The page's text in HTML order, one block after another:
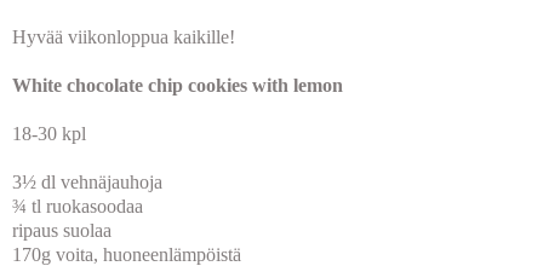
Hyvää viikonloppua kaikille!
White chocolate chip cookies with lemon
18-30 kpl
3½ dl vehnäjauhoja
¾ tl ruokasoodaa
ripaus suolaa
170g voita, huoneenlämpöistä